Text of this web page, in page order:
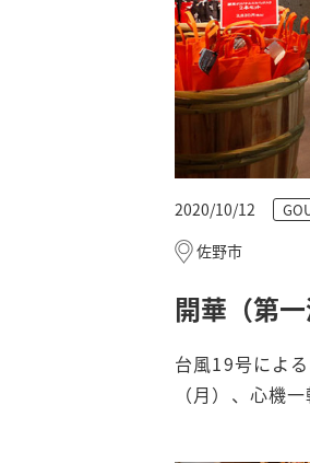
開華（第
2020/10/12
佐野市
台風19号によ
（月）、心機